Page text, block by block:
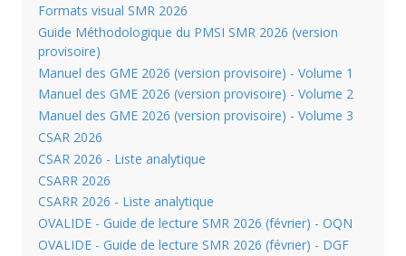
Formats visual SMR 2026
Guide Méthodologique du PMSI SMR 2026 (version
provisoire)
Manuel des GME 2026 (version provisoire) - Volume 1
Manuel des GME 2026 (version provisoire) - Volume 2
Manuel des GME 2026 (version provisoire) - Volume 3
CSAR 2026
CSAR 2026 - Liste analytique
CSARR 2026
CSARR 2026 - Liste analytique
OVALIDE - Guide de lecture SMR 2026 (février) - OQN
OVALIDE - Guide de lecture SMR 2026 (février) - DGF